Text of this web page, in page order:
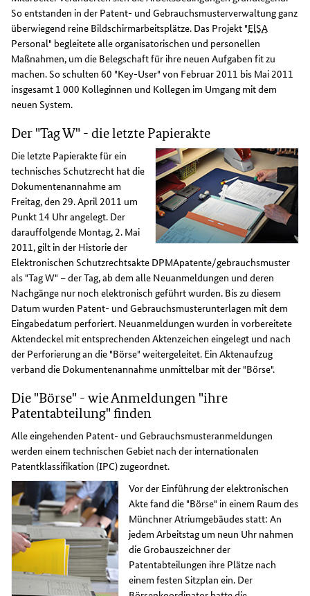
So entstanden in der Patent- und Gebrauchsmusterverwaltung ganz
überwiegend reine Bildschirmarbeitsplätze. Das Projekt "ElSA
Personal" begleitete alle organisatorischen und personellen
Maßnahmen, um die Belegschaft für ihre neuen Aufgaben fit zu
machen. So schulten 60 "Key-User" von Februar 2011 bis Mai 2011
insgesamt 1 000 Kolleginnen und Kollegen im Umgang mit dem
neuen System.
Der "Tag W" - die letzte Papierakte
Die letzte Papierakte für ein
technisches Schutzrecht hat die
Dokumentenannahme am
Freitag, den 29. April 2011 um
Punkt 14 Uhr angelegt. Der
darauffolgende Montag, 2. Mai
2011, gilt in der Historie der
Elektronischen Schutzrechtsakte DPMApatente/gebrauchsmuster
als "Tag W" – der Tag, ab dem alle Neuanmeldungen und deren
Nachgänge nur noch elektronisch geführt wurden. Bis zu diesem
Datum wurden Patent- und Gebrauchsmusterunterlagen mit dem
Eingabedatum perforiert. Neuanmeldungen wurden in vorbereitete
Aktendeckel mit entsprechenden Aktenzeichen eingelegt und nach
der Perforierung an die "Börse" weitergeleitet. Ein Aktenaufzug
verband die Dokumentenannahme unmittelbar mit der "Börse".
Die "Börse" - wie Anmeldungen "ihre
Patentabteilung" finden
Alle eingehenden Patent- und Gebrauchsmusteranmeldungen
werden einem technischen Gebiet nach der internationalen
Patentklassifikation (IPC) zugeordnet.
Vor der Einführung der elektronischen
Akte fand die "Börse" in einem Raum des
Münchner Atriumgebäudes statt: An
jedem Arbeitstag um neun Uhr nahmen
die Grobauszeichner der
Patentabteilungen ihre Plätze nach
einem festen Sitzplan ein. Der